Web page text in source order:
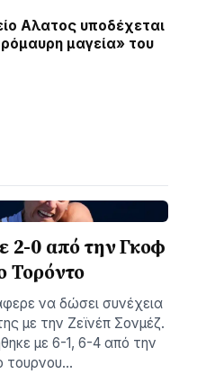
Αλατος υποδέχεται
μαγεία» του
2-0 από την Γκοφ
Τορόντο
να δώσει συνέχεια
με την Ζεϊνέπ Σονμέζ.
με 6-1, 6-4 από την
τουρνου…